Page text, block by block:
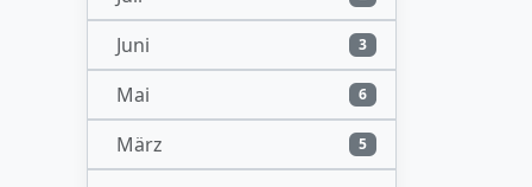
Juni 3
Mai 6
März 5